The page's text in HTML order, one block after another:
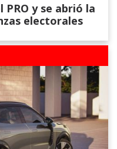
y se abrió la
electorales